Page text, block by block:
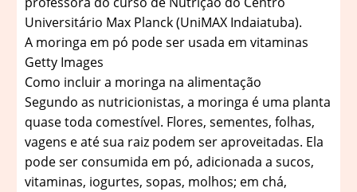
Universitário Max Planck (UniMAX Indaiatuba).
A moringa em pó pode ser usada em vitaminas
Getty Images
Como incluir a moringa na alimentação
Segundo as nutricionistas, a moringa é uma planta
quase toda comestível. Flores, sementes, folhas,
vagens e até sua raiz podem ser aproveitadas. Ela
pode ser consumida em pó, adicionada a sucos,
vitaminas, iogurtes, sopas, molhos; em chá,